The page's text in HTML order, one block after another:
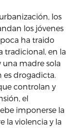
los
los jóvenes
ha traido
tradicional, en la
una madre sola
drogadicta.
controlan y
el
imponerse la
la violencia y la